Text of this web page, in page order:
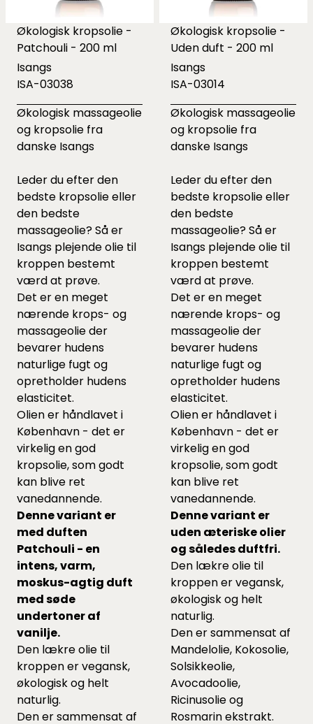
Økologisk kropsolie -
Patchouli - 200 ml
Isangs
ISA-03038
Økologisk massageolie
og kropsolie fra
danske Isangs
Leder du efter den
bedste kropsolie eller
den bedste
massageolie? Så er
Isangs plejende olie til
kroppen bestemt
værd at prøve.
Det er en meget
nærende krops- og
massageolie der
bevarer hudens
naturlige fugt og
opretholder hudens
elasticitet.
Olien er håndlavet i
København - det er
virkelig en god
kropsolie, som godt
kan blive ret
vanedannende.
Denne variant er
med duften
Patchouli - en
intens, varm,
moskus-agtig duft
med søde
undertoner af
vanilje.
Den lækre olie til
kroppen er vegansk,
økologisk og helt
naturlig.
Den er sammensat af
Økologisk kropsolie -
Uden duft - 200 ml
Isangs
ISA-03014
Økologisk massageolie
og kropsolie fra
danske Isangs
Leder du efter den
bedste kropsolie eller
den bedste
massageolie? Så er
Isangs plejende olie til
kroppen bestemt
værd at prøve.
Det er en meget
nærende krops- og
massageolie der
bevarer hudens
naturlige fugt og
opretholder hudens
elasticitet.
Olien er håndlavet i
København - det er
virkelig en god
kropsolie, som godt
kan blive ret
vanedannende.
Denne variant er
uden æteriske olier
og således duftfri.
Den lækre olie til
kroppen er vegansk,
økologisk og helt
naturlig.
Den er sammensat af
Mandelolie, Kokosolie,
Solsikkeolie,
Avocadoolie,
Ricinusolie og
Rosmarin ekstrakt.